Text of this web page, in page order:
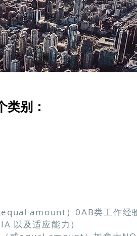
别：
amount）0AB类工作经
以及适应能力）